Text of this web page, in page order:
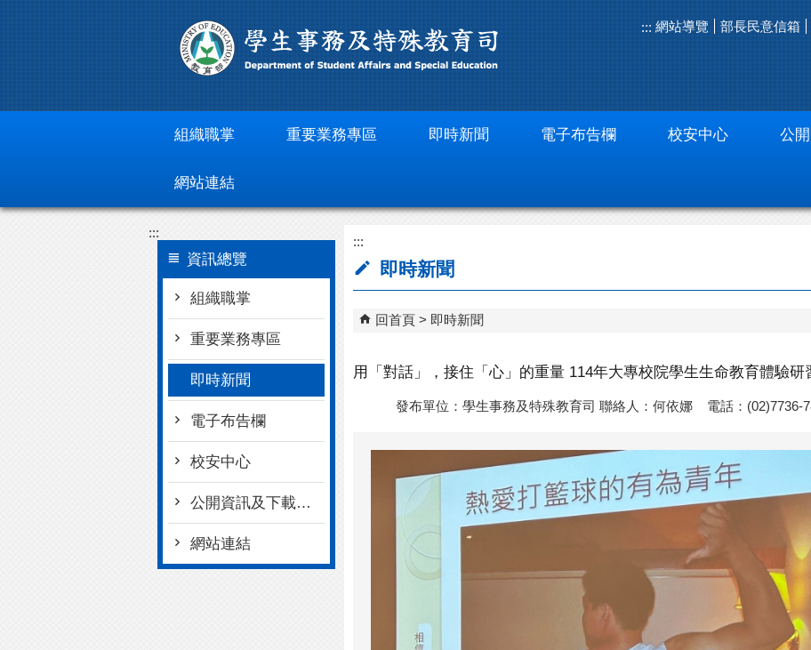
::: 網站導覽 部長民意信箱
組織職掌 重要業務專區 即時新聞 電子布告欄 校安中心 公
網站連結
:::
資訊總覽
組織職掌
重要業務專區
即時新聞
電子布告欄
校安中心
公開資訊及下載專區
網站連結
:::
即時新聞
回首頁 即時新聞
用「對話」，接住「心」的重量 114年大專校院學生生命教育體驗研
發布單位：學生事務及特殊教育司 聯絡人：何依娜 電話：(02)7736-